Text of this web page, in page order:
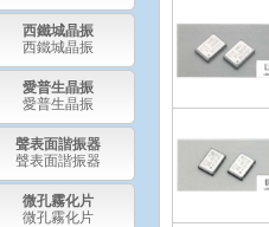
西鐵城晶振
西鐵城晶振
愛普生晶振
愛普生晶振
聲表面諧振器
聲表面諧振器
微孔霧化片
微孔霧化片